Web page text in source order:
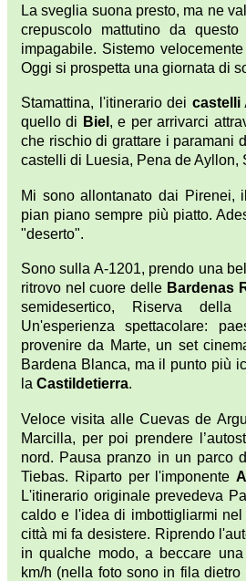
La sveglia suona presto, ma ne
crepuscolo mattutino da
impagabile. Sistemo
Oggi si prospetta una giornata di
Stamattina, l'itinerario dei castelli
quello di Biel , e per arrivarci
che rischio di grattare i paramani
castelli di Luesia, Pena de Ayllon,
Mi sono allontanato dai Pirenei,
pian piano sempre più piatto.
"deserto".
Sono sulla A-1201, prendo una
ritrovo nel cuore delle Bardenas
semidesertico, Riserva della
Un'esperienza spettacolare:
provenire da Marte, un set
Bardena Blanca, ma il punto più
la Castildetierra.
Veloce visita alle Cuevas de
Marcilla, per poi prendere
nord. Pausa pranzo in un parco
Tiebas. Riparto per l'imponente
L'itinerario originale prevedeva
caldo e l'idea di imbottigliarmi
città mi fa desistere. Riprendo
in qualche modo, a beccare
km/h (nella foto sono in fila